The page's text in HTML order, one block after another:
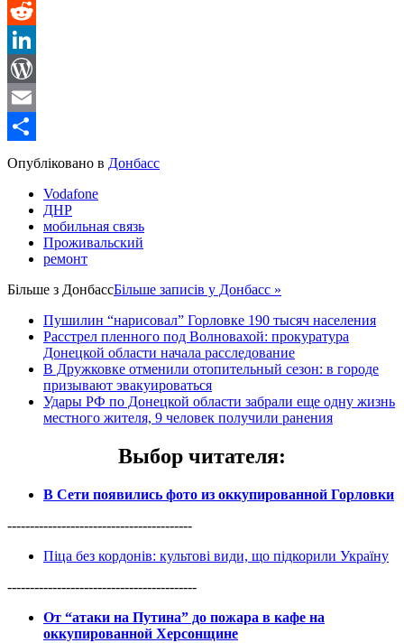
Message
Reddit
LinkedIn
WordPress
Email
Share
Опубліковано в Донбасс
Vodafone
ДНР
мобильная связь
Проживальский
ремонт
Більше з ДонбассБільше записів у Донбасс »
Пушилин “нарисовал” Горловке 190 тысяч населения
Расстрел пленного под Волновахой: прокуратура
Донецкой области начала расследование
В Дружковке отменили отопительный сезон: в городе
призывают эвакуироваться
Удары РФ по Донецкой области забрали еще одну жизнь
местного жителя, 9 человек получили ранения
Выбор читателя:
В Сети появились фото из оккупированной Горловки
-----------------------------------------
Піца без кордонів: культові види, що підкорили Україну
------------------------------------------
От “атаки на Путина” до пожара в кафе на
оккупированной Херсонщине